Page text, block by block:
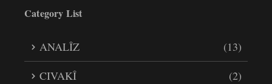
Category List
ANALÎZ
(13)
CIVAKÎ
(2)